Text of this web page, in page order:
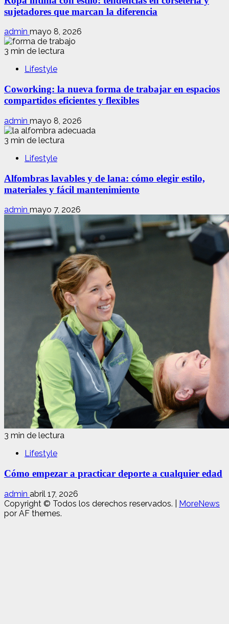
sujetadores que marcan la diferencia
admin mayo 8, 2026
3 min de lectura
Lifestyle
Coworking: la nueva forma de trabajar en espacios
compartidos eficientes y flexibles
admin mayo 8, 2026
3 min de lectura
Lifestyle
Alfombras lavables y de lana: cómo elegir estilo,
materiales y fácil mantenimiento
admin mayo 7, 2026
3 min de lectura
Lifestyle
Cómo empezar a practicar deporte a cualquier edad
admin abril 17, 2026
Copyright © Todos los derechos reservados.
MoreNews
por AF themes.